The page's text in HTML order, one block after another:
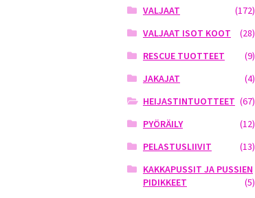
VALJAAT
(172)
VALJAAT ISOT KOOT
(28)
RESCUE TUOTTEET
(9)
JAKAJAT
(4)
HEIJASTINTUOTTEET (67)
PYÖRÄILY
(12)
PELASTUSLIIVIT
(13)
KAKKAPUSSIT JA PUSSIEN
PIDIKKEET
(5)